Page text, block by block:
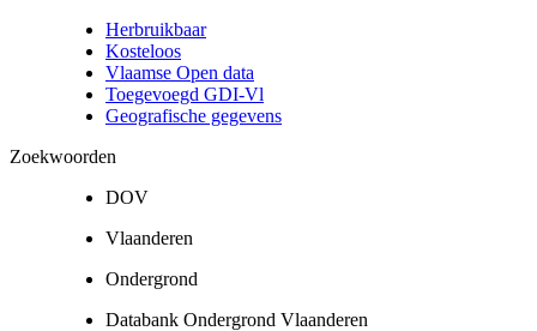
Herbruikbaar
Kosteloos
Vlaamse Open data
Toegevoegd GDI-Vl
Geografische gegevens
Zoekwoorden
DOV
Vlaanderen
Ondergrond
Databank Ondergrond Vlaanderen